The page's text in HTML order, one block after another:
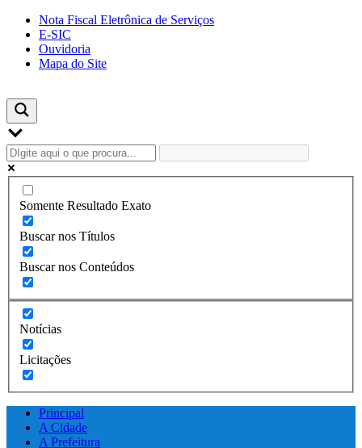
Skip
content
Nota Fiscal Eletrônica de Serviços
E-SIC
Ouvidoria
Mapa do Site
Somente Resultado Exato
Buscar nos Títulos
Buscar nos Conteúdos
Notícias
Licitações
Principal
A Cidade
A Prefeitura